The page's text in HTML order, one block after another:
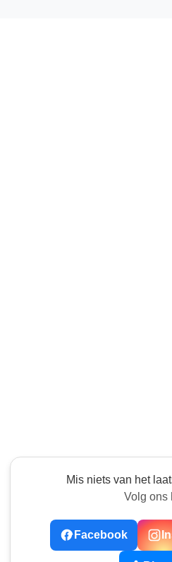
Mis niets van het
Volg ons
Facebook